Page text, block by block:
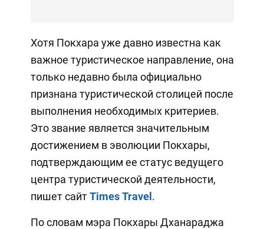
Хотя Покхара уже давно известна как
важное туристическое направление, она
только недавно была официально
признана туристической столицей после
выполнения необходимых критериев.
Это звание является значительным
достижением в эволюции Покхары,
подтверждающим ее статус ведущего
центра туристической деятельности,
пишет сайтTimes Travel.
По словам мэра Покхары Дханараджа